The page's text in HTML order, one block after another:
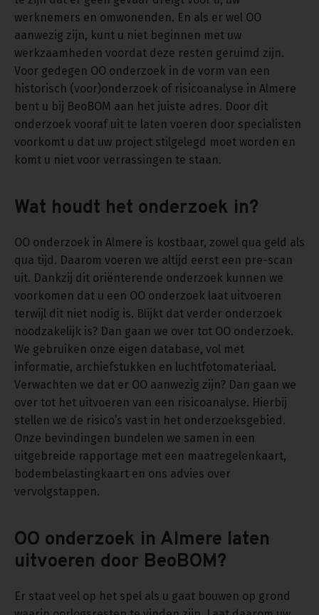
werknemers en omwonenden. En als er wel OO
aanwezig zijn, kunt u niet beginnen met uw
werkzaamheden voordat deze resten geruimd zijn.
Voor gedegen OO onderzoek in de vorm van een
historisch (voor)onderzoek of risicoanalyse in Almere
bent u bij BeoBOM aan het juiste adres. Door dit
onderzoek vooraf uit te laten voeren door specialisten
voorkomt u dat uw project stilgelegd moet worden en
komt u niet voor verrassingen te staan.
Wat houdt het onderzoek in?
OO onderzoek in Almere is kostbaar, zowel qua geld als
qua tijd. Daarom voeren we altijd eerst een pre-scan
uit. Dankzij dit oriënterende onderzoek kunnen we
voorkomen dat u een OO onderzoek laat uitvoeren
terwijl dit niet nodig is. Blijkt dat verder onderzoek
noodzakelijk is? Dan gaan we over tot OO onderzoek.
We gebruiken onze eigen database, vol met
informatie, archiefstukken en luchtfotomateriaal.
Verwachten we dat er OO aanwezig zijn? Dan gaan we
over tot het uitvoeren van een risicoanalyse. Hierbij
stellen we de risico’s vast in het onderzoeksgebied.
Onze bevindingen bundelen we samen in een
uitgebreide rapportage met een maatregelenkaart,
bodembelastingkaart en ons advies over
vervolgstappen.
OO onderzoek in Almere laten
uitvoeren door BeoBOM?
Er staat veel op het spel als u gaat bouwen op grond